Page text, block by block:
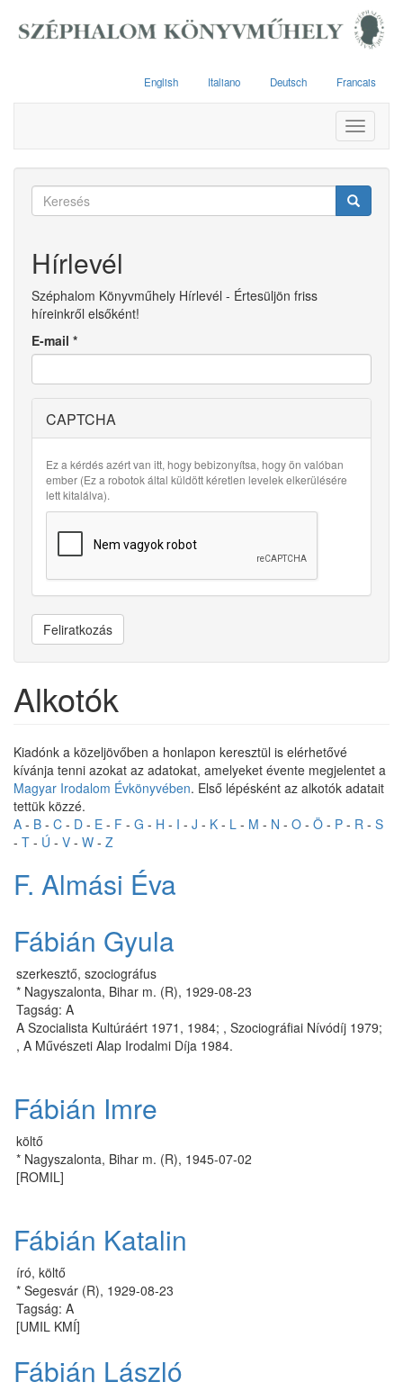
English Italiano Deutsch Francais
Toggle
Keresés
Hírlevél
Széphalom Könyvműhely Hírlevél - Értesüljön friss
híreinkről elsőként!
E-mail *
CAPTCHA
Ez a kérdés azért van itt, hogy bebizonyítsa, hogy ön valóban
ember (Ez a robotok által küldött kéretlen levelek elkerülésére
lett kitalálva).
Feliratkozás
Alkotók
Kiadónk a közeljövőben a honlapon keresztül is elérhetővé
kívánja tenni azokat az adatokat, amelyeket évente megjelentet a
Magyar Irodalom Évkönyvében. Első lépésként az alkotók adatait
tettük közzé.
A - B - C - D - E - F - G - H - I - J - K - L - M - N - O - Ö - P - R - S
- T - Ú - V - W - Z
F. Almási Éva
Fábián Gyula
szerkesztő, szociográfus
* Nagyszalonta, Bihar m. (R), 1929-08-23
Tagság: A
A Szocialista Kultúráért 1971, 1984; , Szociográfiai Nívódíj 1979;
, A Művészeti Alap Irodalmi Díja 1984.
Fábián Imre
költő
* Nagyszalonta, Bihar m. (R), 1945-07-02
[ROMIL]
Fábián Katalin
író, költő
* Segesvár (R), 1929-08-23
Tagság: A
[UMIL KMÍ]
Fábián László